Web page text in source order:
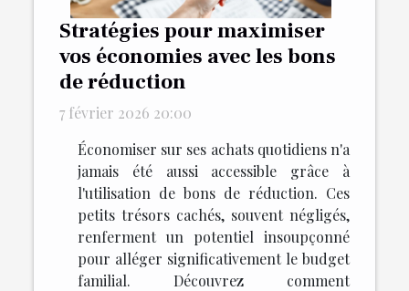
Stratégies pour maximiser
vos économies avec les bons
de réduction
7 février 2026 20:00
Économiser sur ses achats quotidiens n'a
jamais été aussi accessible grâce à
l'utilisation de bons de réduction. Ces
petits trésors cachés, souvent négligés,
renferment un potentiel insoupçonné
pour alléger significativement le budget
familial. Découvrez comment